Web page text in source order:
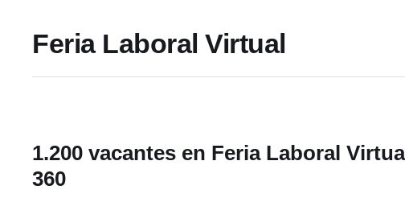
Feria Laboral Virtual
1.200 vacantes en Feria Laboral
360